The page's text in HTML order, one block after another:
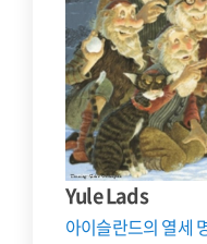
Yule Lads
아이슬란드의 열세